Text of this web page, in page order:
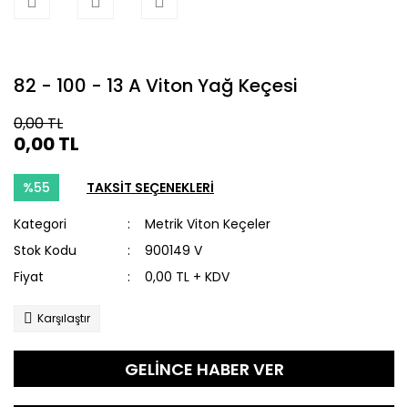
82 - 100 - 13 A Viton Yağ Keçesi
0,00 TL
0,00 TL
%55 TAKSİT SEÇENEKLERİ
Kategori
Metrik Viton Keçeler
Stok Kodu
900149 V
Fiyat
0,00 TL + KDV
Karşılaştır
GELİNCE HABER VER